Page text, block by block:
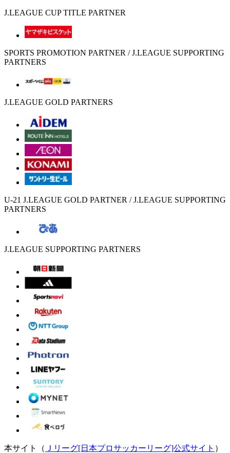
J.LEAGUE CUP TITLE PARTNER
SPORTS PROMOTION PARTNER / J.LEAGUE SUPPORTING
PARTNERS
J.LEAGUE GOLD PARTNERS
U-21 J.LEAGUE GOLD PARTNER / J.LEAGUE SUPPORTING
PARTNERS
J.LEAGUE SUPPORTING PARTNERS
本サイト（ Ｊリーグ[日本プロサッカーリーグ]公式サイト ）